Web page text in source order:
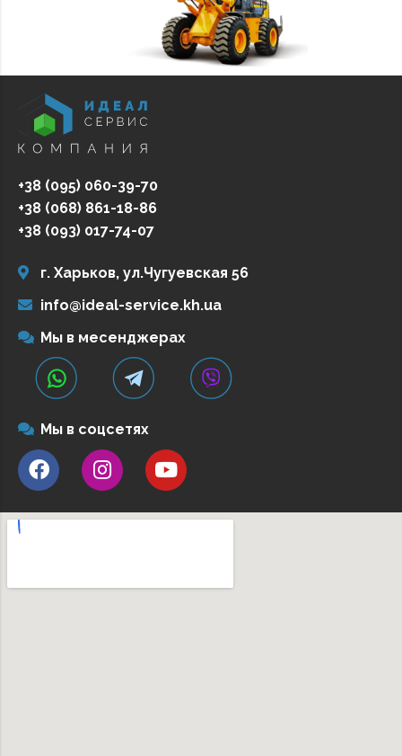
+38 (095) 060-39-70
+38 (068) 861-18-86
+38 (093) 017-74-07
г. Харьков, ул.Чугуевская 56
info@ideal-service.kh.ua
Мы в месенджерах
Мы в соцсетях